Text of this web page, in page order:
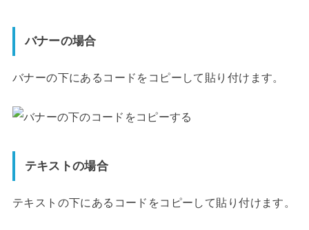
バナーの場合
バナーの下にあるコードをコピーして貼り付けます。
テキストの場合
テキストの下にあるコードをコピーして貼り付けます。